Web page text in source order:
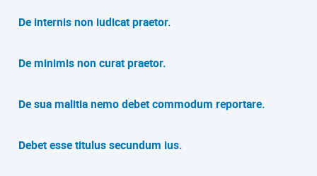
De internis non iudicat praetor.
De minimis non curat praetor.
De sua malitia nemo debet commodum reportare.
Debet esse titulus secundum ius.